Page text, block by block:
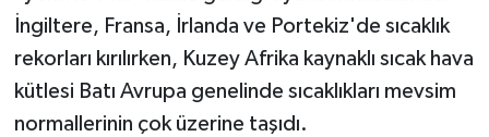
İngiltere, Fransa, İrlanda ve Portekiz'de sıcaklık
rekorları kırılırken, Kuzey Afrika kaynaklı sıcak hava
kütlesi Batı Avrupa genelinde sıcaklıkları mevsim
normallerinin çok üzerine taşıdı.